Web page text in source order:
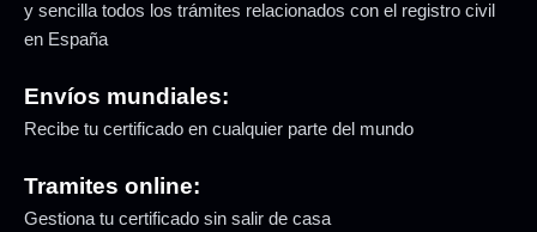
y sencilla todos los trámites relacionados con el registro civil
en España
Envíos mundiales:
Recibe tu certificado en cualquier parte del mundo
Tramites online:
Gestiona tu certificado sin salir de casa